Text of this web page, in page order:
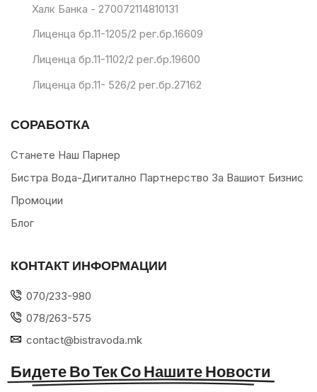
Халк Банка - 270072114810131
Лиценца бр.11-1205/2 рег.бр.16609
Лиценца бр.11-1102/2 рег.бр.19600
Лиценца бр.11- 526/2 рег.бр.27162
СОРАБОТКА
Станете Наш Парнер
Бистра Вода-Дигитално Партнерство За Вашиот Бизнис
Промоции
Блог
КОНТАКТ ИНФОРМАЦИИ
070/233-980
078/263-575
contact@bistravoda.mk
Бидете Во Тек Со Нашите Новости